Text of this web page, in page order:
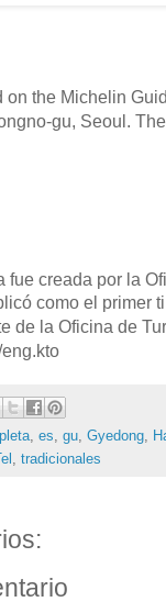
on the Michelin
gu, Seoul.
fue creada por la
como el primer
de la Oficina de
es gu Gyedong
tradicionales